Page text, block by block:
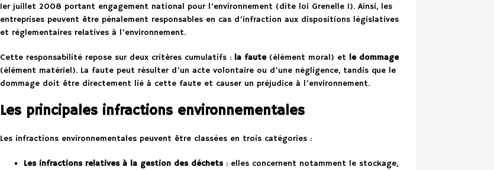
1er juillet 2008 portant engagement national pour l’environnement (dite loi Grenelle I). Ainsi, les
entreprises peuvent être pénalement responsables en cas d’infraction aux dispositions législatives
et réglementaires relatives à l’environnement.
Cette responsabilité repose sur deux critères cumulatifs : la faute(élément moral) et le dommage
(élément matériel). La faute peut résulter d’un acte volontaire ou d’une négligence, tandis que le
dommage doit être directement lié à cette faute et causer un préjudice à l’environnement.
Les principales infractions environnementales
Les infractions environnementales peuvent être classées en trois catégories :
Les infractions relatives à la gestion des déchets: elles concernent notamment le stockage,